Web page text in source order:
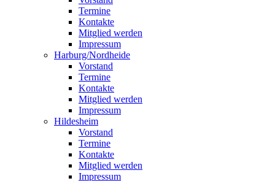
Termine
Kontakte
Mitglied werden
Impressum
Harburg/Nordheide
Vorstand
Termine
Kontakte
Mitglied werden
Impressum
Hildesheim
Vorstand
Termine
Kontakte
Mitglied werden
Impressum